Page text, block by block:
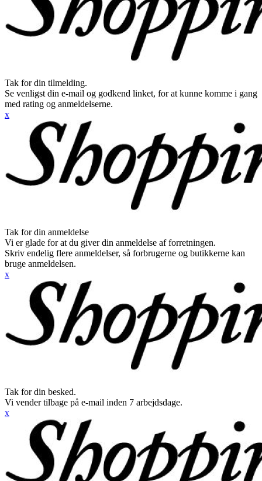
Tak for din tilmelding.
Se venligst din e-mail og godkend linket, for at kunne komme i gang
med rating og anmeldelserne.
x
Tak for din anmeldelse
Vi er glade for at du giver din anmeldelse af forretningen.
Skriv endelig flere anmeldelser, så forbrugerne og butikkerne kan
bruge anmeldelsen.
x
Tak for din besked.
Vi vender tilbage på e-mail inden 7 arbejdsdage.
x